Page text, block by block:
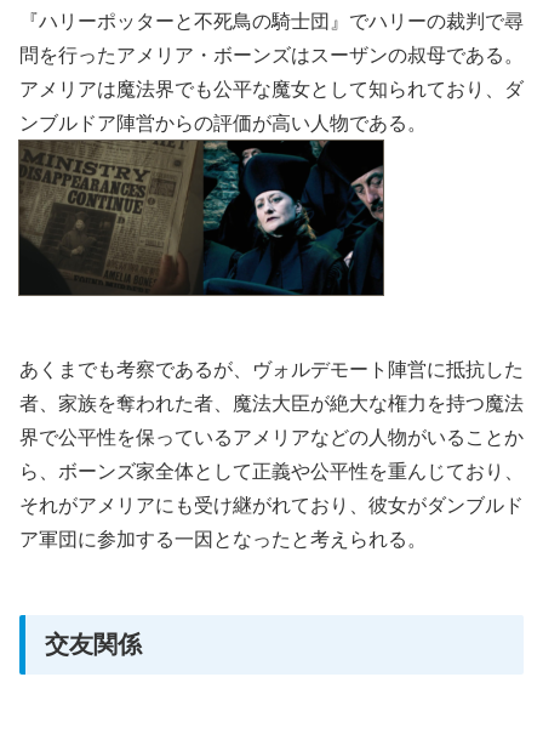
『ハリーポッターと不死鳥の騎士団』でハリーの裁判で尋
問を行ったアメリア・ボーンズはスーザンの叔母である。
アメリアは魔法界でも公平な魔女として知られており、ダ
ンブルドア陣営からの評価が高い人物である。
あくまでも考察であるが、ヴォルデモート陣営に抵抗した
者、家族を奪われた者、魔法大臣が絶大な権力を持つ魔法
界で公平性を保っているアメリアなどの人物がいることか
ら、ボーンズ家全体として正義や公平性を重んじており、
それがアメリアにも受け継がれており、彼女がダンブルド
ア軍団に参加する一因となったと考えられる。
交友関係